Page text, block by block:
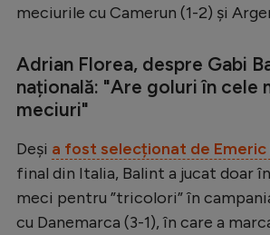
Intră în cont
meciurile cu Camerun (1-2) și
Adrian Florea, despre Gabi
națională: "Are goluri în cele
meciuri"
Deși a fost selecționat de Emeric
final din Italia, Balint a jucat doar
meci pentru ”tricolori” în
cu Danemarca (3-1), în care a